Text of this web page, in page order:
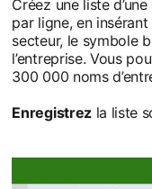
Créez une liste
par ligne, en
secteur, le symbole
l’entreprise. Vous
300 000 noms
Enregistrezla liste